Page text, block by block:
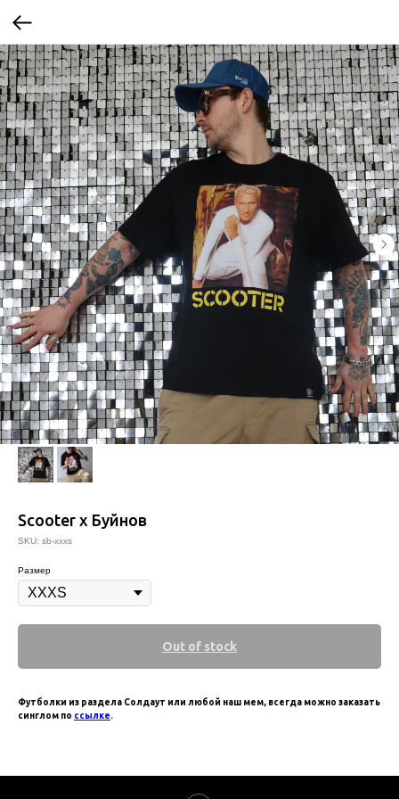
Scooter x Буйнов
SKU: sb-xxxs
Размер
Out of stock
Футболки из раздела Солдаут или любой наш мем, всегда можно заказать
синглом по ссылке.